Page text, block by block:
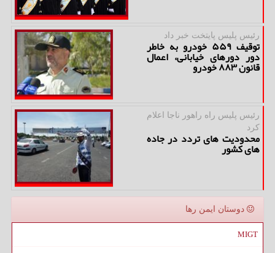
رئیس پلیس پایتخت خبر داد
توقیف ۵۵۹ خودرو به خاطر
دور دورهای خیابانی، اعمال
قانون ۸۸۳ خودرو
رئیس پلیس راه راهور ناجا اعلام
كرد
محدودیت های تردد در جاده
های كشور
دوستان ایمن رها
MIGT